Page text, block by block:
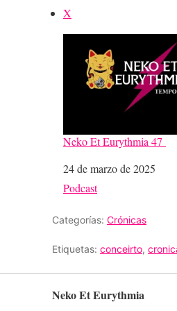
X
Neko Et Eurythmia 47
Fecha
24 de marzo de 2025
Respecto a
Podcast
Categorías: Crónicas
Etiquetas: conceirto,
Neko Et Eurythmia